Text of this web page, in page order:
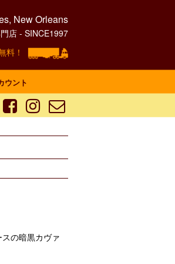
New Orleans
店 - SINCE1997
料！
ウント
の暗黒カヴァ